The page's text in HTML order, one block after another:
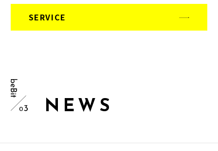
SERVICE
N E W S